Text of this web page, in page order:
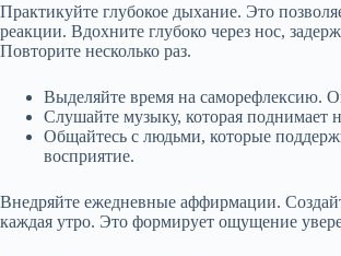
Практикуйте глубокое дыхание. Это
реакции. Вдохните глубоко через нос,
Повторите несколько раз.
Выделяйте время на саморефлексию.
Слушайте музыку, которая поднимает
Общайтесь с людьми, которые
восприятие.
Внедряйте ежедневные аффирмации.
каждая утро. Это формирует ощущение